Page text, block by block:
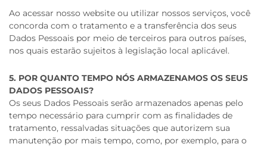
Ao acessar nosso website ou utilizar nossos serviços, você
concorda com o tratamento e a transferência dos seus
Dados Pessoais por meio de terceiros para outros países,
nos quais estarão sujeitos à legislação local aplicável.
5. POR QUANTO TEMPO NÓS ARMAZENAMOS OS SEUS
DADOS PESSOAIS?
Os seus Dados Pessoais serão armazenados apenas pelo
tempo necessário para cumprir com as finalidades de
tratamento, ressalvadas situações que autorizem sua
manutenção por mais tempo, como, por exemplo, para o